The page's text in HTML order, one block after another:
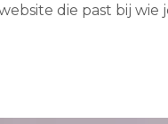
die past bij